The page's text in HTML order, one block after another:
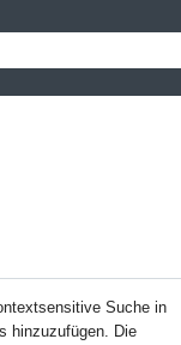
Suche in
hinzuzufügen. Die